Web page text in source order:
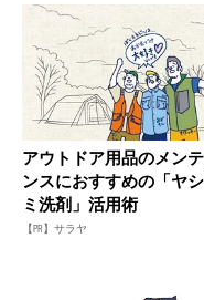
アウトドア用品のメン
ンスにおすすめの「ヤ
ミ洗剤」活用術
【PR】サラヤ